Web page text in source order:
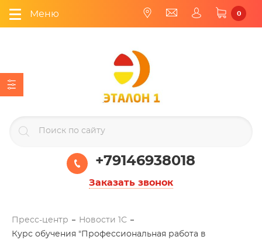
Меню 0
+79146938018
Заказать звонок
Пресс-центр
Новости 1С
Курс обучения "Профессиональная работа в